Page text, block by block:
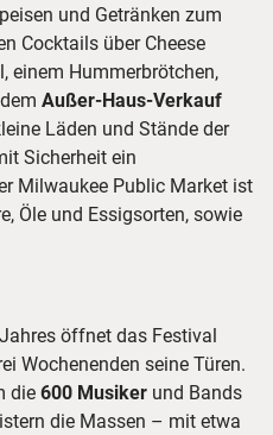
und Getränken zum
Cocktails über Cheese
einem Hummerbrötchen,
Außer-Haus-Verkauf
Läden und Stände der
Sicherheit ein
Milwaukee Public Market ist
Öle und Essigsorten, sowie
öffnet das Festival
Wochenenden seine Türen.
die 600 Musiker und Bands
die Massen – mit etwa